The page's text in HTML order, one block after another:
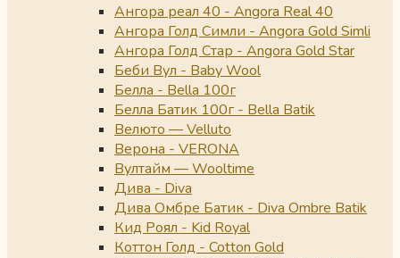
Ангора реал 40 - Angora Real 40
Ангора Голд Симли - Angora Gold Simli
Ангора Голд Стар - Angora Gold Star
Беби Вул - Baby Wool
Белла - Bella 100г
Белла Батик 100г - Bella Batik
Велюто — Velluto
Верона - VERONA
Вултайм — Wooltime
Дива - Diva
Дива Омбре Батик - Diva Ombre Batik
Кид Роял - Kid Royal
Коттон Голд - Cotton Gold